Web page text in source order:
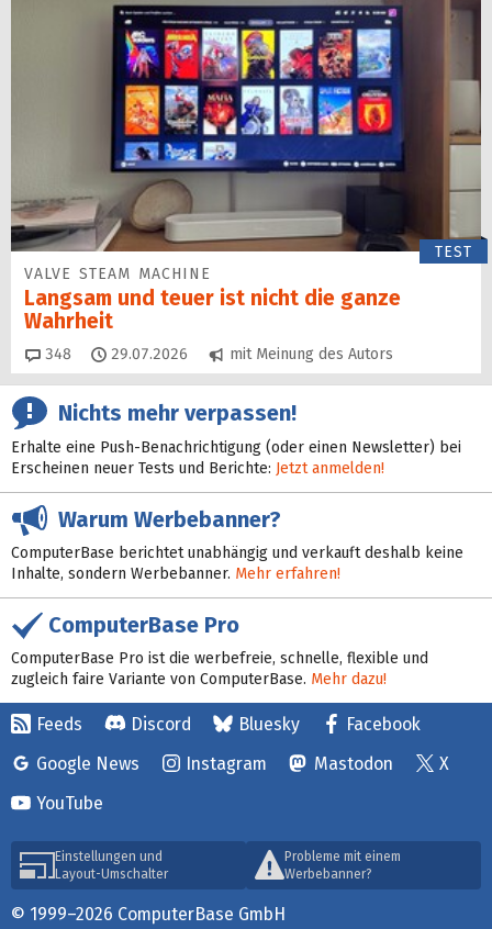
TEST
VALVE STEAM MACHINE
Langsam und teuer ist nicht die ganze
Wahrheit
348 Kommentare
29.07.2026 mit Meinung des Autors
Nichts mehr verpassen!
Erhalte eine Push-Benachrichtigung (oder einen Newsletter) bei
Erscheinen neuer Tests und Berichte: Jetzt anmelden!
Warum Werbebanner?
ComputerBase berichtet unabhängig und verkauft deshalb keine
Inhalte, sondern Werbebanner. Mehr erfahren!
ComputerBase Pro
ComputerBase Pro ist die werbefreie, schnelle, flexible und
zugleich faire Variante von ComputerBase. Mehr dazu!
Feeds Discord Bluesky
Facebook
Google News
Instagram Mastodon
X
YouTube
Einstellungen und
Layout-Umschalter
Probleme mit einem
Werbebanner?
© 1999–2026 ComputerBase GmbH